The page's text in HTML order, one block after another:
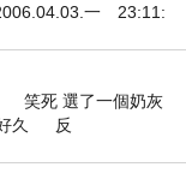
一 23:11:
笑死 選了一個奶灰
好久 反